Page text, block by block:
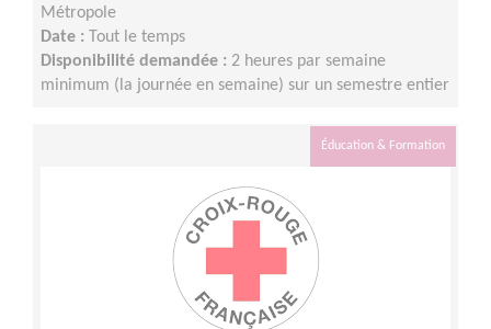
Métropole
Date : Tout le temps
Disponibilité demandée : 2 heures par semaine
minimum (la journée en semaine) sur un semestre entier
Éducation & Formation